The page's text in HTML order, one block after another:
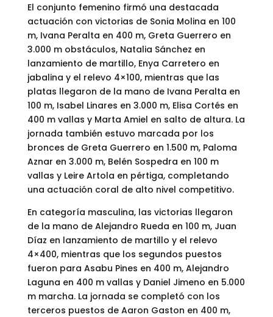
El conjunto femenino firmó una destacada
actuación con victorias de Sonia Molina en 100
m, Ivana Peralta en 400 m, Greta Guerrero en
3.000 m obstáculos, Natalia Sánchez en
lanzamiento de martillo, Enya Carretero en
jabalina y el relevo 4×100, mientras que las
platas llegaron de la mano de Ivana Peralta en
100 m, Isabel Linares en 3.000 m, Elisa Cortés en
400 m vallas y Marta Amiel en salto de altura. La
jornada también estuvo marcada por los
bronces de Greta Guerrero en 1.500 m, Paloma
Aznar en 3.000 m, Belén Sospedra en 100 m
vallas y Leire Artola en pértiga, completando
una actuación coral de alto nivel competitivo.
En categoría masculina, las victorias llegaron
de la mano de Alejandro Rueda en 100 m, Juan
Díaz en lanzamiento de martillo y el relevo
4×400, mientras que los segundos puestos
fueron para Asabu Pines en 400 m, Alejandro
Laguna en 400 m vallas y Daniel Jimeno en 5.000
m marcha. La jornada se completó con los
terceros puestos de Aaron Gaston en 400 m,